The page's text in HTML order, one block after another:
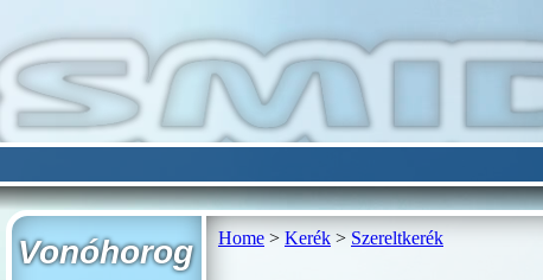
Home > Kerék > Szereltkerék
Vonóhorog